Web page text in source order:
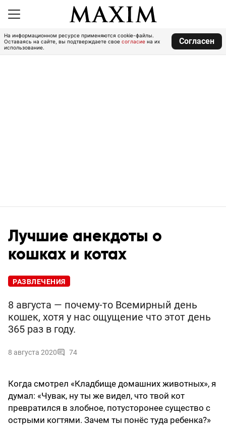
На информационном ресурсе применяются cookie-файлы.
Оставаясь на сайте, вы подтверждаете свое согласие на их
использование.
Согласен
Лучшие анекдоты о
кошках и котах
РАЗВЛЕЧЕНИЯ
8 августа — почему-то Всемирный день
кошек, хотя у нас ощущение что этот день
365 раз в году.
8 августа 2020 74
Когда смотрел «Кладбище домашних животных», я
думал: «Чувак, ну ты же видел, что твой кот
превратился в злобное, потусторонее существо с
острыми когтями. Зачем ты понёс туда ребенка?»